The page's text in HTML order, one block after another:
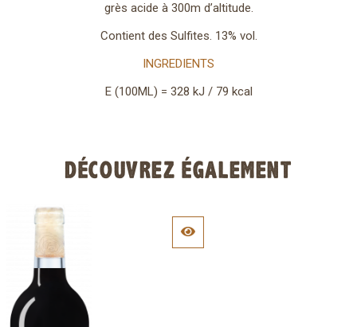
grès acide à 300m d’altitude.
Contient des Sulfites. 13% vol.
INGREDIENTS
E (100ML) = 328 kJ / 79 kcal
DÉCOUVREZ ÉGALEMENT